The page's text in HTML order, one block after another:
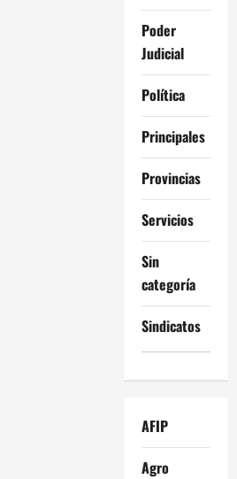
Poder
Judicial
Política
Principales
Provincias
Servicios
Sin
categoría
Sindicatos
AFIP
Agro